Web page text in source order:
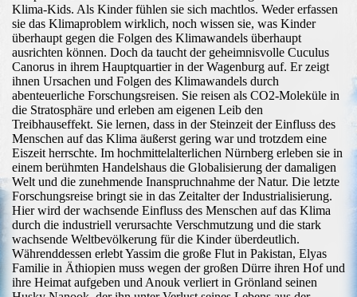
Klima-Kids. Als Kinder fühlen sie sich machtlos. Weder erfassen
sie das Klimaproblem wirklich, noch wissen sie, was Kinder
überhaupt gegen die Folgen des Klimawandels überhaupt
ausrichten können. Doch da taucht der geheimnisvolle Cuculus
Canorus in ihrem Hauptquartier in der Wagenburg auf. Er zeigt
ihnen Ursachen und Folgen des Klimawandels durch
abenteuerliche Forschungsreisen. Sie reisen als CO2-Moleküle in
die Stratosphäre und erleben am eigenen Leib den
Treibhauseffekt. Sie lernen, dass in der Steinzeit der Einfluss des
Menschen auf das Klima äußerst gering war und trotzdem eine
Eiszeit herrschte. Im hochmittelalterlichen Nürnberg erleben sie in
einem berühmten Handelshaus die Globalisierung der damaligen
Welt und die zunehmende Inanspruchnahme der Natur. Die letzte
Forschungsreise bringt sie in das Zeitalter der Industrialisierung.
Hier wird der wachsende Einfluss des Menschen auf das Klima
durch die industriell verursachte Verschmutzung und die stark
wachsende Weltbevölkerung für die Kinder überdeutlich.
Währenddessen erlebt Yassim die große Flut in Pakistan, Elyas
Familie in Äthiopien muss wegen der großen Dürre ihren Hof und
ihre Heimat aufgeben und Anouk verliert in Grönland seinen